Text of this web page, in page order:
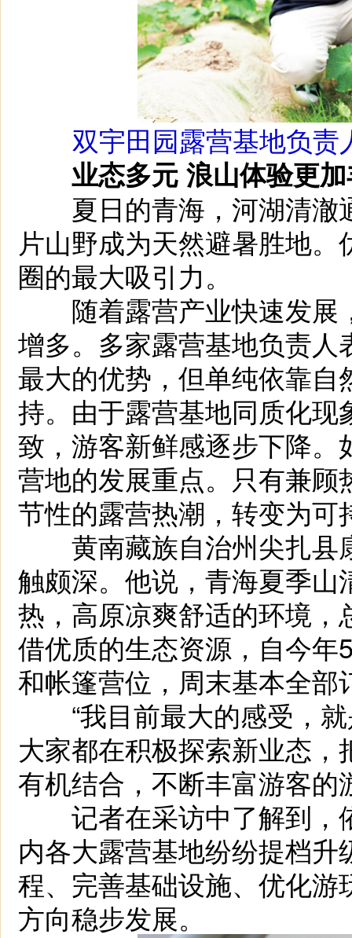
双宇田园露营基地负
业态多元 浪山体验更
夏日的青海，河湖清澈
片山野成为天然避暑胜地
圈的最大吸引力。
随着露营产业快速发展
增多。多家露营基地负责
最大的优势，但单纯依靠
持。由于露营基地同质化
致，游客新鲜感逐步下降
营地的发展重点。只有兼
节性的露营热潮，转变为
黄南藏族自治州尖扎县
触颇深。他说，青海夏季
热，高原凉爽舒适的环境
借优质的生态资源，自今
和帐篷营位，周末基本全部
“我目前最大的感受，就
大家都在积极探索新业态
有机结合，不断丰富游客的
记者在采访中了解到，
内各大露营基地纷纷提档
程、完善基础设施、优化
方向稳步发展。